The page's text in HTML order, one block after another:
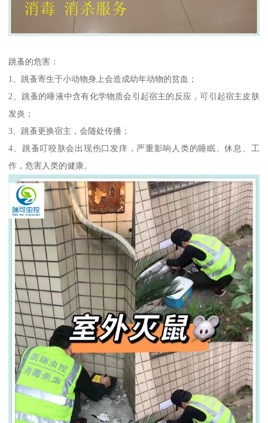
跳蚤的危害：
1、跳蚤寄生于小动物身上会造成幼年动物的贫血；
2、跳蚤的唾液中含有化学物质会引起宿主的反应，可引起宿主皮肤
发炎；
3、跳蚤更换宿主，会随处传播；
4、跳蚤叮咬肤会出现伤口发痒，严重影响人类的睡眠、休息、工
作，危害人类的健康。